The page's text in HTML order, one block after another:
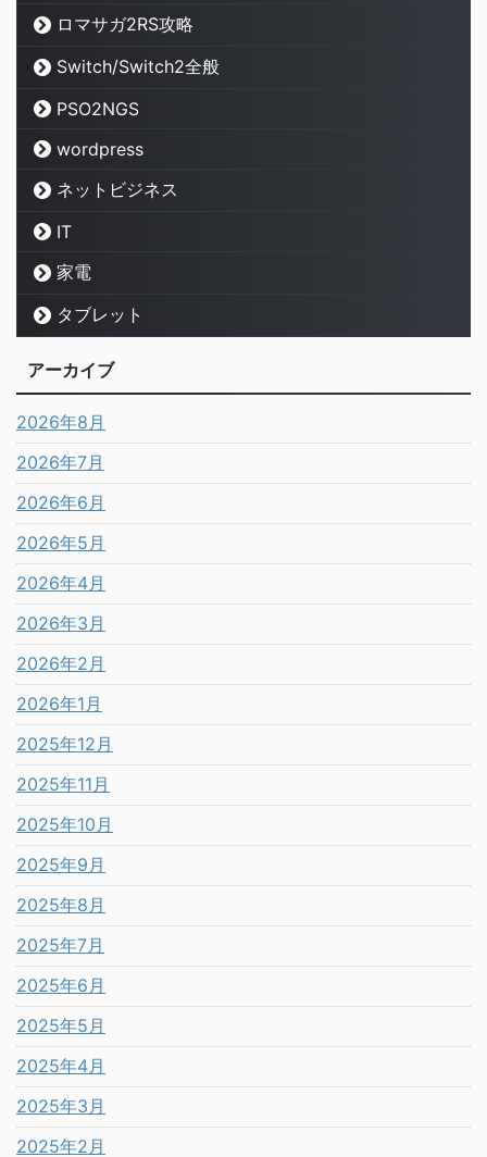
ロマサガ2RS攻略
Switch/Switch2全般
PSO2NGS
wordpress
ネットビジネス
IT
家電
タブレット
アーカイブ
2026年8月
2026年7月
2026年6月
2026年5月
2026年4月
2026年3月
2026年2月
2026年1月
2025年12月
2025年11月
2025年10月
2025年9月
2025年8月
2025年7月
2025年6月
2025年5月
2025年4月
2025年3月
2025年2月